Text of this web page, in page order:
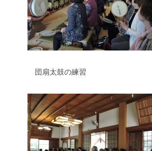
団扇太鼓の練習